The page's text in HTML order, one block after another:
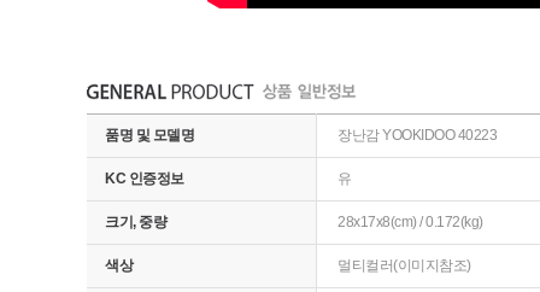
품명 및 모델명 장난감 YOOKIDOO 40223
KC 인증정보 유
크기, 중량 28x17x8(cm) / 0.172(kg)
색상 멀티컬러(이미지참조)